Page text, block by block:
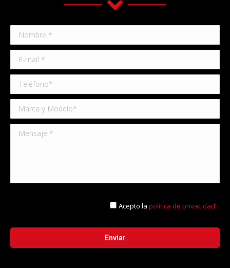
Acepto lapolítica de privacidad